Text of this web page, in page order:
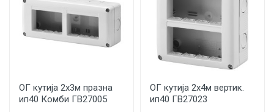
ОГ кутија 2х3м празна
ип40 Комби ГВ27005
ОГ кутија 2х4м вертик.
ип40 ГВ27023